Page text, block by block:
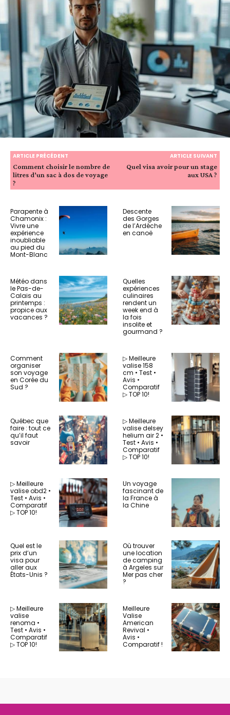
ARTICLE PRÉCÉDENT
Comment choisir le nombre de
litres d’un sac à dos de voyage
?
ARTICLE SUIVANT
Quel visa avoir pour un stage
aux USA ?
Parapente à
Chamonix :
Vivre une
expérience
inoubliable
au pied du
Mont-Blanc
Descente
des Gorges
de l’Ardèche
en canoë
Météo dans
le Pas-de-
Calais au
printemps :
propice aux
vacances ?
Quelles
expériences
culinaires
rendent un
week end à
la fois
insolite et
gourmand ?
Comment
organiser
son voyage
en Corée du
Sud ?
▷ Meilleure
valise 158
cm • Test •
Avis •
Comparatif
▷ TOP 10!
Québec que
faire : tout ce
qu’il faut
savoir
▷ Meilleure
valise delsey
helium air 2 •
Test • Avis •
Comparatif
▷ TOP 10!
▷ Meilleure
valise obd2 •
Test • Avis •
Comparatif
▷ TOP 10!
Un voyage
fascinant de
la France à
la Chine
Quel est le
prix d’un
visa pour
aller aux
États-Unis ?
Où trouver
une location
de camping
à Argeles sur
Mer pas cher
?
▷ Meilleure
valise
renoma •
Test • Avis •
Comparatif
▷ TOP 10!
Meilleure
Valise
American
Revival •
Avis •
Comparatif !